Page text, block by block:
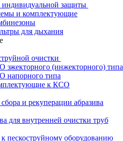
индивидуальной защиты
и комплектующие
для дыхания
очистки
эжекторного (инжекторного) типа
напорного типа
к КСО
и рекуперации абразива
для внутренней очистки труб
к пескоструйному оборудованию